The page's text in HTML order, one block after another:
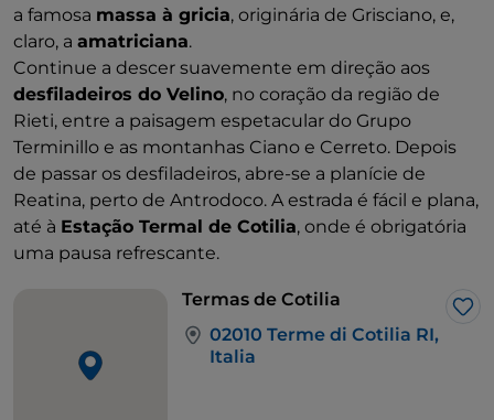
a famosa massa à gricia, originária de Grisciano, e,
claro, a amatriciana.
Continue a descer suavemente em direção aos
desfiladeiros do Velino, no coração da região de
Rieti, entre a paisagem espetacular do Grupo
Terminillo e as montanhas Ciano e Cerreto. Depois
de passar os desfiladeiros, abre-se a planície de
Reatina, perto de Antrodoco. A estrada é fácil e plana,
até à Estação Termal de Cotilia, onde é obrigatória
uma pausa refrescante.
Termas de Cotilia
02010 Terme di Cotilia RI,
Italia